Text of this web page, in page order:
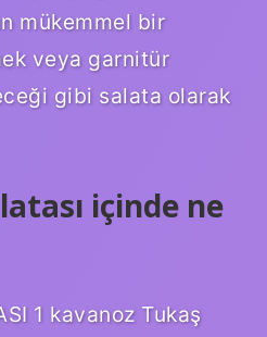
mükemmel bir
veya garnitür
gibi salata olarak
içinde ne
1 kavanoz Tukaş